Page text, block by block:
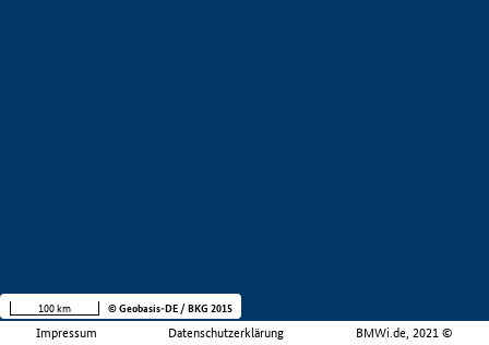
Impressum Datenschutzerklärung BMWi.de, 2021 ©
100 km © Geobasis-DE / BKG 2015